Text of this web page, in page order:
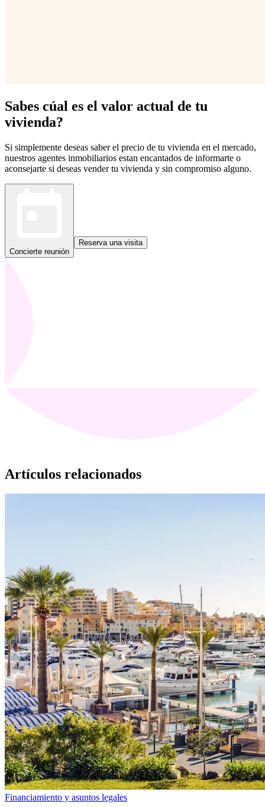
Sabes cúal es el valor actual de tu
vivienda?
Si simplemente deseas saber el precio de tu vivienda en el mercado,
nuestros agentes inmobiliarios estan encantados de informarte o
aconsejarte si deseas vender tu vivienda y sin compromiso alguno.
Concierte reunión
Reserva una visita
Artículos relacionados
Financiamiento y asuntos legales